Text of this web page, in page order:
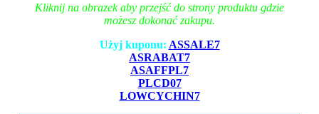
Kliknij na obrazek aby przejść do strony produktu gdzie
możesz dokonać zakupu.
Użyj kuponu: ASSALE7
ASRABAT7
ASAFFPL7
PLCD07
LOWCYCHIN7